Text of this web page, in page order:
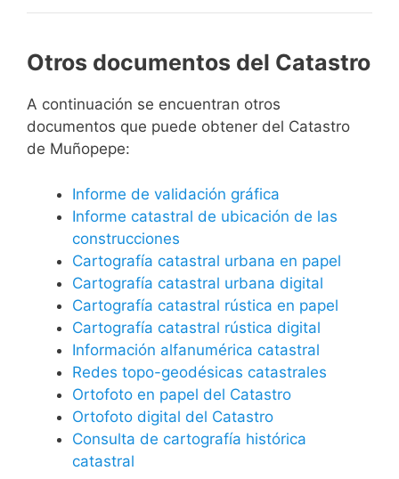
Otros documentos del Catastro
A continuación se encuentran otros
documentos que puede obtener del Catastro
de Muñopepe:
Informe de validación gráfica
Informe catastral de ubicación de las
construcciones
Cartografía catastral urbana en papel
Cartografía catastral urbana digital
Cartografía catastral rústica en papel
Cartografía catastral rústica digital
Información alfanumérica catastral
Redes topo-geodésicas catastrales
Ortofoto en papel del Catastro
Ortofoto digital del Catastro
Consulta de cartografía histórica
catastral